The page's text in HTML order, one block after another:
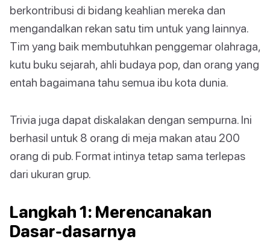
berkontribusi di bidang keahlian mereka dan
mengandalkan rekan satu tim untuk yang lainnya.
Tim yang baik membutuhkan penggemar olahraga,
kutu buku sejarah, ahli budaya pop, dan orang yang
entah bagaimana tahu semua ibu kota dunia.
Trivia juga dapat diskalakan dengan sempurna. Ini
berhasil untuk 8 orang di meja makan atau 200
orang di pub. Format intinya tetap sama terlepas
dari ukuran grup.
Langkah 1: Merencanakan
Dasar-dasarnya